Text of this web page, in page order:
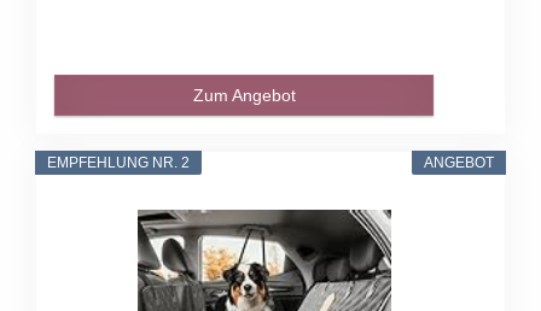
Zum Angebot
ANGEBOT
EMPFEHLUNG NR. 2